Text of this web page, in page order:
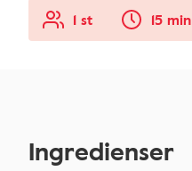
1 st 15 min
Ingredienser